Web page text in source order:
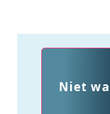
Niet